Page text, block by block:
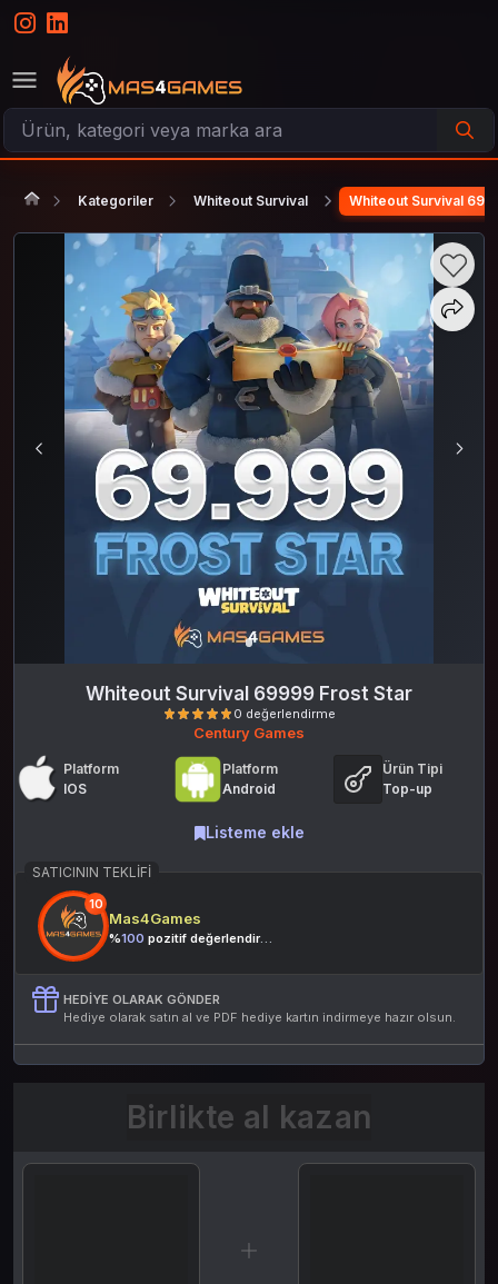
Kategoriler Whiteout Survival Whiteout Survival
Whiteout Survival 69999 Frost Star
Century Games
Platform
IOS
Platform
Android
Ürün Tipi
Top-up
Listeme ekle
SATICININ TEKLIFI
10
Mas4Games
%100 pozitif değerlendirme
HEDIYE OLARAK GÖNDER
Hediye olarak satın al ve PDF hediye kartın indirmeye hazır olsun.
Birlikte al kazan